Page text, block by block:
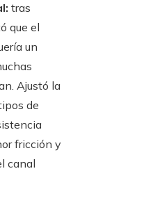
tras
que el
un
Ajustó la
de
fricción y
canal